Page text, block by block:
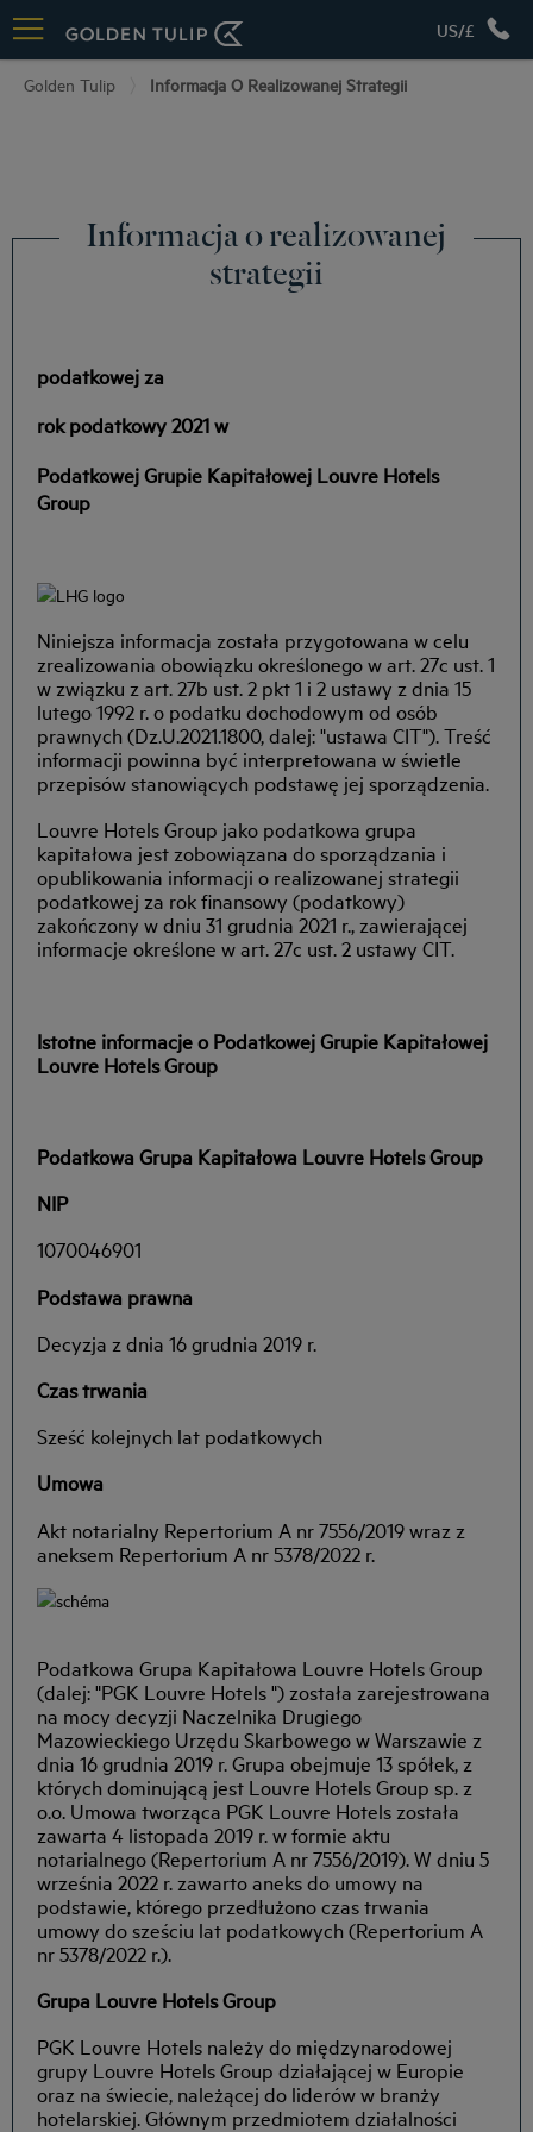
US/£
Golden Tulip Informacja O Realizowanej Strategii
Informacja o realizowanej
strategii
podatkowej za
rok podatkowy 2021 w
Podatkowej Grupie Kapitałowej Louvre Hotels
Group
Niniejsza informacja została przygotowana w celu
zrealizowania obowiązku określonego w art. 27c ust. 1
w związku z art. 27b ust. 2 pkt 1 i 2 ustawy z dnia 15
lutego 1992 r. o podatku dochodowym od osób
prawnych (Dz.U.2021.1800, dalej: "ustawa CIT"). Treść
informacji powinna być interpretowana w świetle
przepisów stanowiących podstawę jej sporządzenia.
Louvre Hotels Group jako podatkowa grupa
kapitałowa jest zobowiązana do sporządzania i
opublikowania informacji o realizowanej strategii
podatkowej za rok finansowy (podatkowy)
zakończony w dniu 31 grudnia 2021 r., zawierającej
informacje określone w art. 27c ust. 2 ustawy CIT.
Istotne informacje o Podatkowej Grupie Kapitałowej
Louvre Hotels Group
Podatkowa Grupa Kapitałowa Louvre Hotels Group
NIP
1070046901
Podstawa prawna
Decyzja z dnia 16 grudnia 2019 r.
Czas trwania
Sześć kolejnych lat podatkowych
Umowa
Akt notarialny Repertorium A nr 7556/2019 wraz z
aneksem Repertorium A nr 5378/2022 r.
Podatkowa Grupa Kapitałowa Louvre Hotels Group
(dalej: "PGK Louvre Hotels ") została zarejestrowana
na mocy decyzji Naczelnika Drugiego
Mazowieckiego Urzędu Skarbowego w Warszawie z
dnia 16 grudnia 2019 r. Grupa obejmuje 13 spółek, z
których dominującą jest Louvre Hotels Group sp. z
o.o. Umowa tworząca PGK Louvre Hotels została
zawarta 4 listopada 2019 r. w formie aktu
notarialnego (Repertorium A nr 7556/2019). W dniu 5
września 2022 r. zawarto aneks do umowy na
podstawie, którego przedłużono czas trwania
umowy do sześciu lat podatkowych (Repertorium A
nr 5378/2022 r.).
Grupa Louvre Hotels Group
PGK Louvre Hotels należy do międzynarodowej
grupy Louvre Hotels Group działającej w Europie
oraz na świecie, należącej do liderów w branży
hotelarskiej. Głównym przedmiotem działalności